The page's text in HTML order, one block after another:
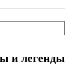
и легенды